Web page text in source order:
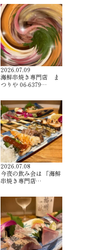
2026.07.09
海鮮串焼き専門店 ま
つりや 06-6379…
2026.07.08
今夜の飲み会は 「海鮮
串焼き専門店…